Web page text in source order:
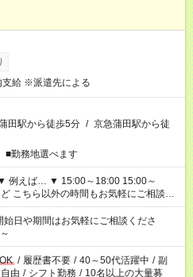
支給 ※派遣先による
田駅から徒歩5分 / 京急蒲田駅から徒
勤務地選べます
談く
日や期間はお気軽にご相談くださ
/ 履歴書不要 / 40～50代活躍中 / 副
由 / シフト勤務 / 10名以上の大量募